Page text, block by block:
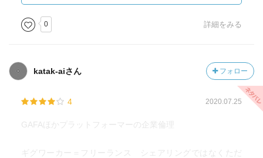
ドイツやエストニア、スイス、そしてイギリスなどが特に
活発だ。
（本書では、フランスやイタリア、スペインなどの例は出
かねてより歴史は中央集権が起これば、次は反動で民主化
という分散方向に行く。
積み上げた業態は、いつか制度疲労を起こし、新業態によ
0 詳細をみる
katak-aiさん フォロー
4 2020.07.25
GAFAほかプラットフォーマーの企業倫理
ギグワーカー＝フリーランス シェアリングではなくただ